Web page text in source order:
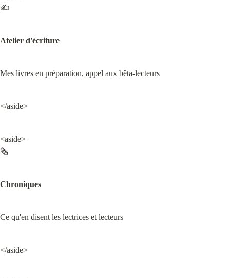
✍️
Atelier d'écriture
Mes livres en préparation, appel aux bêta-lecteurs
</aside>
<aside>
🗞️
Chroniques
Ce qu'en disent les lectrices et lecteurs
</aside>